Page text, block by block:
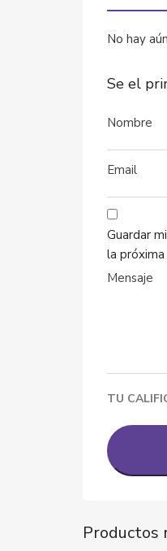
No hay
Se el
Guardar
la
TU
Productos